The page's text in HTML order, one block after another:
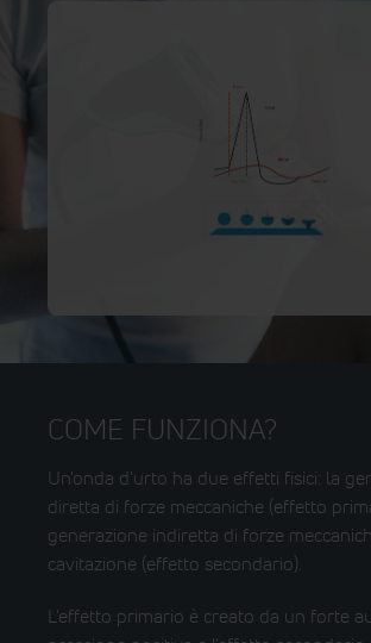
COME FUNZIONA?
Un'onda d'urto ha due effetti fisici: la
diretta di forze meccaniche (effetto
generazione indiretta di forze
cavitazione (effetto secondario).
L'effetto primario è creato da un forte